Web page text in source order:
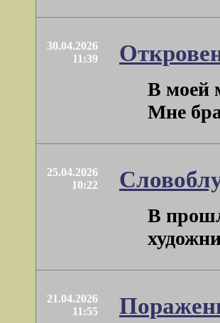
30.04.2026
11:39
В моей
Мне
25.04.2026
10:22
В
21.04.2026
11:55